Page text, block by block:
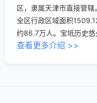
区，隶属天津市直接管辖。
全区行政区域面积
约86.7万人。宝坻历史悠
查看更多介绍 >>